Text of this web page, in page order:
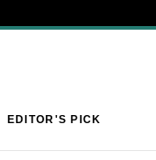
EDITOR'S PICK